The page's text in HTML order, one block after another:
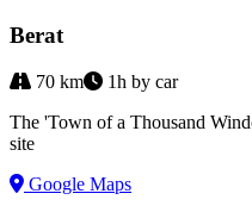
Berat
70 km
1h by car
The 'Town of a Thousand
site
Google Maps